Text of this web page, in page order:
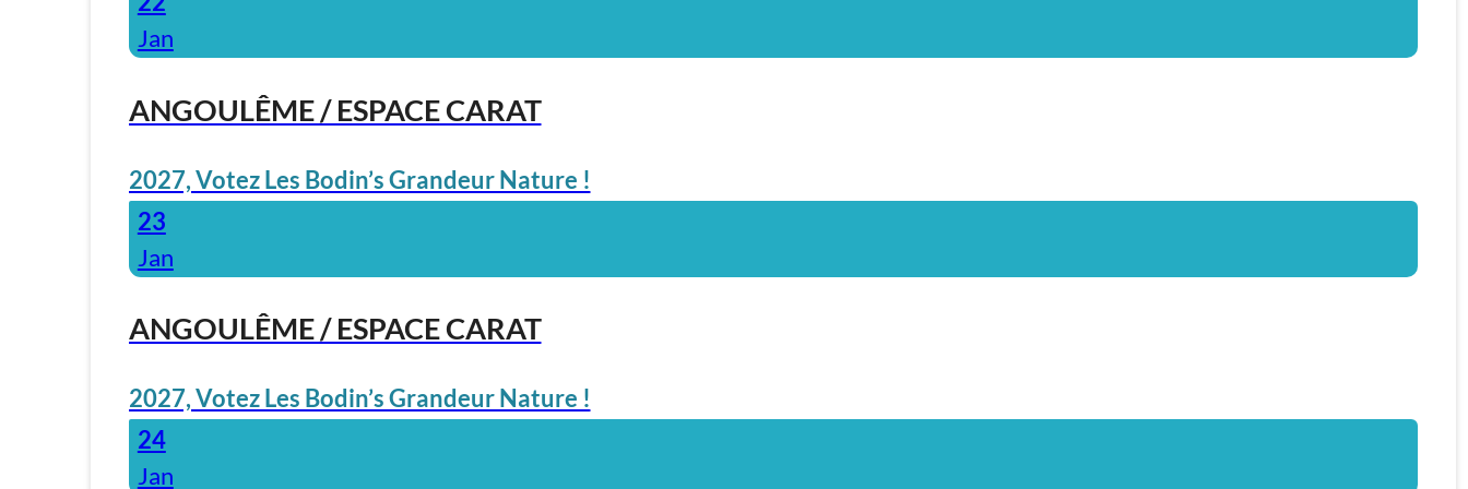
Jan
ANGOULÊME / ESPACE CARAT
2027, Votez Les Bodin’s Grandeur Nature !
23
Jan
ANGOULÊME / ESPACE CARAT
2027, Votez Les Bodin’s Grandeur Nature !
24
Jan